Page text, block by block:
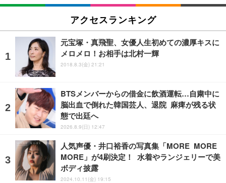
アクセスランキング
元宝塚・真飛聖、女優人生初めての濃厚キスに
メロメロ！お相手は北村一輝
2018.8.3(金) 21:21
BTSメンバーからの借金に飲酒運転…自粛中に
脳出血で倒れた韓国芸人、退院 麻痺が残る状
態で出廷へ
2026.8.9(日) 12:47
人気声優・井口裕香の写真集「MORE MORE
MORE」が4刷決定！ 水着やランジェリーで美
ボディ披露
2024.10.11(金) 19:15